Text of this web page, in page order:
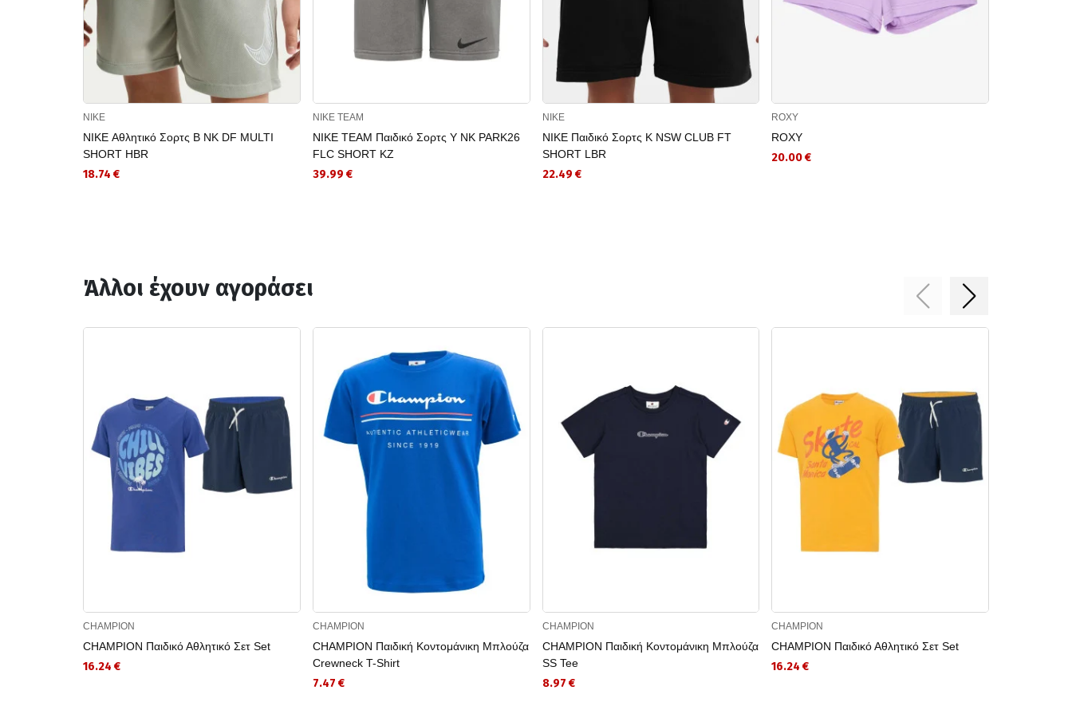
NIKE
NIKE Αθλητικό Σορτς B NK DF MULTI
SHORT HBR
18.74 €
NIKE TEAM
NIKE TEAM Παιδικό Σορτς Y NK PARK26
FLC SHORT KZ
39.99 €
NIKE
NIKE Παιδικό Σορτς K NSW CLUB FT
SHORT LBR
22.49 €
ROXY
ROXY
20.00 €
Άλλοι έχουν αγοράσει
CHAMPION
CHAMPION Παιδικό Αθλητικό Σετ Set
16.24 €
CHAMPION
CHAMPION Παιδική Κοντομάνικη Μπλούζα
Crewneck T-Shirt
7.47 €
CHAMPION
CHAMPION Παιδική Κοντομάνικη Μπλούζα
SS Tee
8.97 €
CHAMPION
CHAMPION Παιδικό Αθλητικό Σετ Set
16.24 €